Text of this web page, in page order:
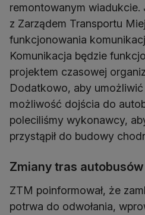
remontowanym
z Zarządem Transportu
funkcjonowania
Komunikacja będzie
projektem czasowej
Dodatkowo, aby umożliwić
możliwość dojścia do
poleciliśmy wykonawcy,
przystąpił do budowy
Zmiany tras autobusów
ZTM poinformował, że
potrwa do odwołania,